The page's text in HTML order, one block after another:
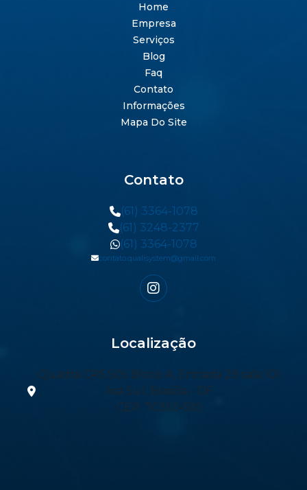
Home
Empresa
Serviços
Blog
Faq
Contato
Informações
Mapa Do Site
Contato
(61) 3364-1078
(61) 3248-2377
(61) 3364-1078
contato.qualisystem@gmail.com
Localização
Quadra CRS 505 Bloco A, Entrada 29 sala 101
Asa Sul, Brasília - DF
CEP: 70350-510